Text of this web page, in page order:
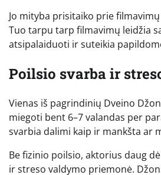
Jo mityba prisitaiko prie
Tuo tarpu tarp filmavimų leidžia
atsipalaiduoti ir suteikia
Poilsio svarba ir
Vienas iš pagrindinių Dveino
miegoti bent 6–7 valandas per
svarbia dalimi kaip ir mankšta ar
Be fizinio poilsio, aktorius daug
ir streso valdymo priemonė.